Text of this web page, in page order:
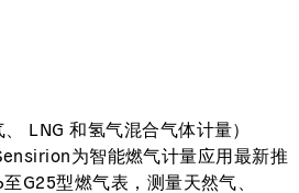
LNG 和氢气混合气体计量）
为智能燃气计量应用最新推
G25型燃气表，测量天然气、